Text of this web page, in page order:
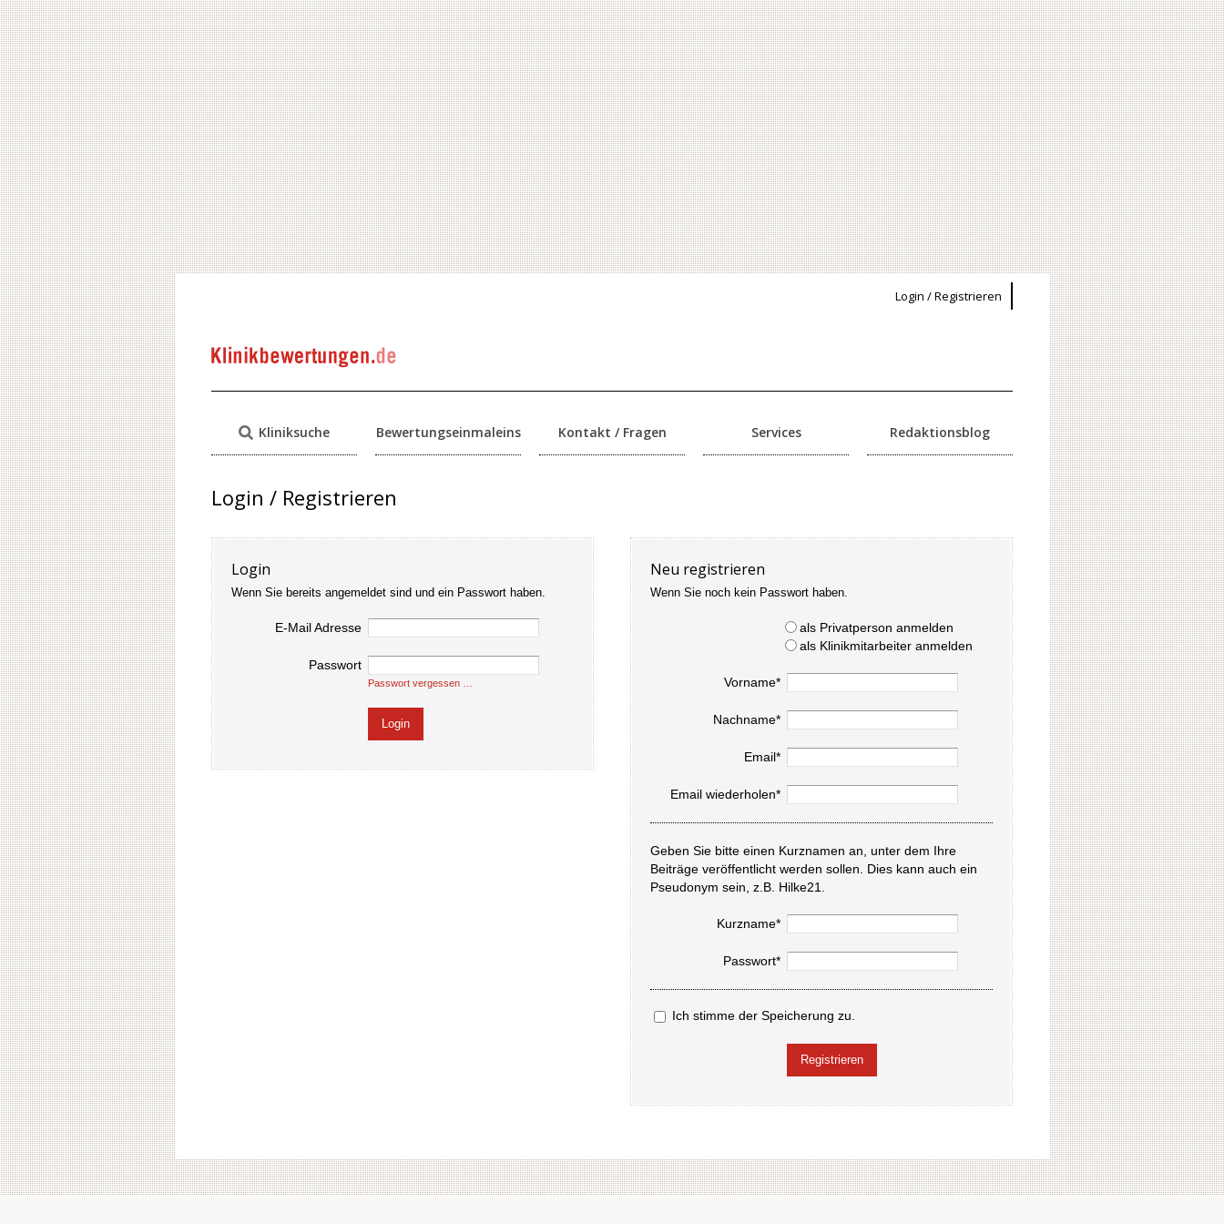
Login / Registrieren
Kliniksuche Bewertungseinmaleins Kontakt / Fragen Services Redaktionsblog
Login / Registrieren
Login
Wenn Sie bereits angemeldet sind und ein Passwort haben.
E-Mail Adresse
Passwort
Passwort vergessen …
Neu registrieren
Wenn Sie noch kein Passwort haben.
als Privatperson anmelden
als Klinikmitarbeiter anmelden
Vorname*
Nachname*
Email*
Email wiederholen*
Geben Sie bitte einen Kurznamen an, unter dem Ihre
Beiträge veröffentlicht werden sollen. Dies kann auch ein
Pseudonym sein, z.B. Hilke21.
Kurzname*
Passwort*
Ich stimme der Speicherung zu.